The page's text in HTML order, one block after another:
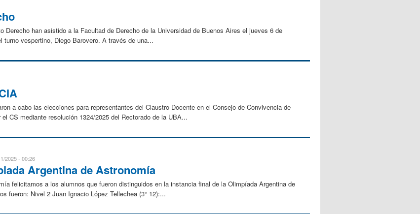
Derecho han asistido a la Facultad de Derecho de la Universidad de Buenos Aires el jueves 6 de
vespertino, Diego Barovero. A través de una...
a cabo las elecciones para representantes del Claustro Docente en el Consejo de Convivencia de
CS mediante resolución 1324/2025 del Rectorado de la UBA...
2025 - 00:26
Argentina de Astronomía
felicitamos a los alumnos que fueron distinguidos en la instancia final de la Olimpíada Argentina de
fueron: Nivel 2 Juan Ignacio López Tellechea (3° 12):...